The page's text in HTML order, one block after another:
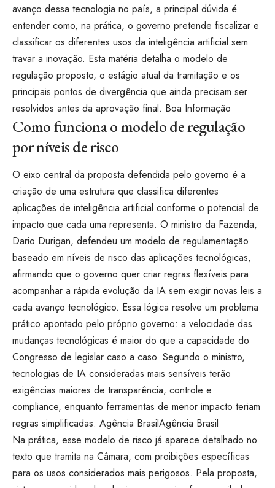
avanço dessa tecnologia no país, a principal dúvida é
entender como, na prática, o governo pretende fiscalizar e
classificar os diferentes usos da inteligência artificial sem
travar a inovação. Esta matéria detalha o modelo de
regulação proposto, o estágio atual da tramitação e os
principais pontos de divergência que ainda precisam ser
resolvidos antes da aprovação final. Boa Informação
Como funciona o modelo de regulação
por níveis de risco
O eixo central da proposta defendida pelo governo é a
criação de uma estrutura que classifica diferentes
aplicações de inteligência artificial conforme o potencial de
impacto que cada uma representa. O ministro da Fazenda,
Dario Durigan, defendeu um modelo de regulamentação
baseado em níveis de risco das aplicações tecnológicas,
afirmando que o governo quer criar regras flexíveis para
acompanhar a rápida evolução da IA sem exigir novas leis a
cada avanço tecnológico. Essa lógica resolve um problema
prático apontado pelo próprio governo: a velocidade das
mudanças tecnológicas é maior do que a capacidade do
Congresso de legislar caso a caso. Segundo o ministro,
tecnologias de IA consideradas mais sensíveis terão
exigências maiores de transparência, controle e
compliance, enquanto ferramentas de menor impacto teriam
regras simplificadas. Agência BrasilAgência Brasil
Na prática, esse modelo de risco já aparece detalhado no
texto que tramita na Câmara, com proibições específicas
para os usos considerados mais perigosos. Pela proposta,